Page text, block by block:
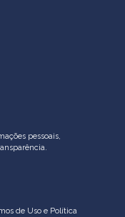
pessoais,
de Uso e Política